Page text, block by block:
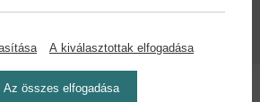
A kiválasztottak elfogadása
Az összes elfogadása